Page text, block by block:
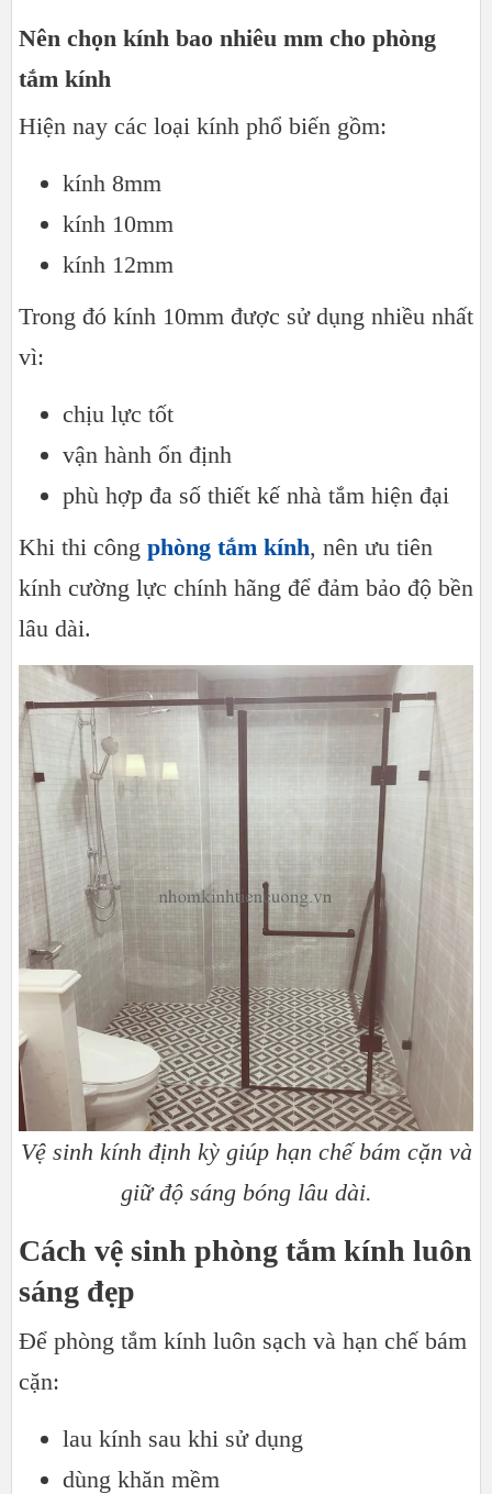
Nên chọn kính bao nhiêu mm cho phòng
tắm kính
Hiện nay các loại kính phổ biến gồm:
kính 8mm
kính 10mm
kính 12mm
Trong đó kính 10mm được sử dụng nhiều nhất
vì:
chịu lực tốt
vận hành ổn định
phù hợp đa số thiết kế nhà tắm hiện đại
Khi thi công phòng tắm kính, nên ưu tiên
kính cường lực chính hãng để đảm bảo độ bền
lâu dài.
Vệ sinh kính định kỳ giúp hạn chế bám cặn và
giữ độ sáng bóng lâu dài.
Cách vệ sinh phòng tắm kính luôn
sáng đẹp
Để phòng tắm kính luôn sạch và hạn chế bám
cặn:
lau kính sau khi sử dụng
dùng khăn mềm